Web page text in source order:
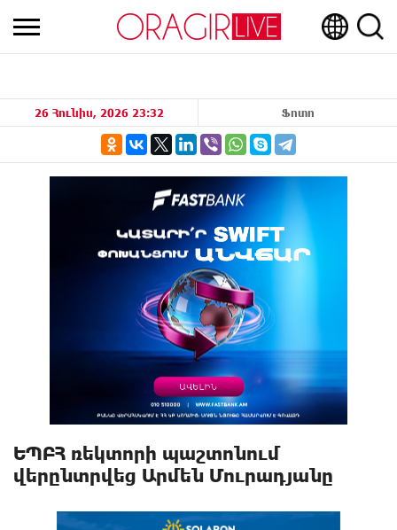
26 Հունիս, 2026 23:32 Ֆոտո
ԵՊԲՀ ռեկտորի պաշտոնում
վերընտրվեց Արմեն Մուրադյանը